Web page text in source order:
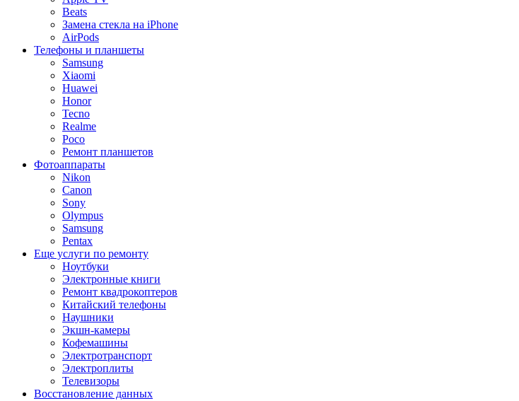
Beats
Замена стекла на iPhone
AirPods
Телефоны и планшеты
Samsung
Xiaomi
Huawei
Honor
Tecno
Realme
Poco
Ремонт планшетов
Фотоаппараты
Nikon
Canon
Sony
Olympus
Samsung
Pentax
Еще услуги по ремонту
Ноутбуки
Электронные книги
Ремонт квадрокоптеров
Китайский телефоны
Наушники
Экшн-камеры
Кофемашины
Электротранспорт
Электроплиты
Телевизоры
Восстановление данных